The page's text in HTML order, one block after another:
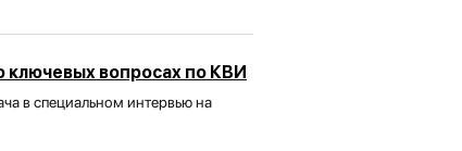
вопросах по КВИ
в специальном интервью на